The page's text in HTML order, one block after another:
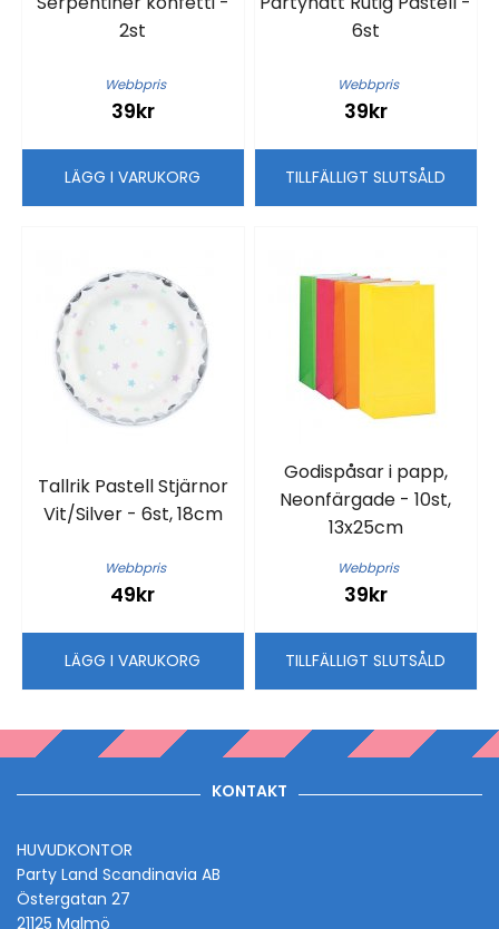
2st
Webbpris
39kr
LÄGG I VARUKORG
6st
Webbpris
39kr
TILLFÄLLIGT SLUTSÅLD
Tallrik Pastell Stjärnor
Vit/Silver - 6st, 18cm
Webbpris
49kr
LÄGG I VARUKORG
Godispåsar i papp,
Neonfärgade - 10st,
13x25cm
Webbpris
39kr
TILLFÄLLIGT SLUTSÅLD
KONTAKT
HUVUDKONTOR
Party Land Scandinavia AB
Östergatan 27
21125 Malmö